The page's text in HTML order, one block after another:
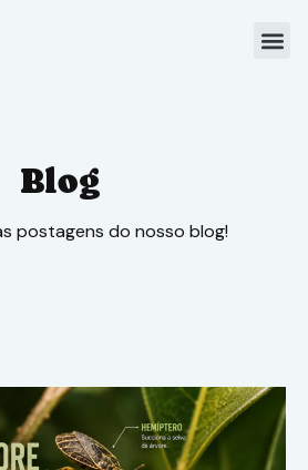
Sou Aluno
Blog
postagens do nosso blog!